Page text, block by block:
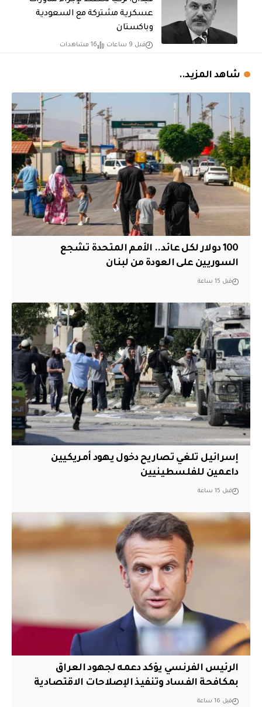
عسكرية مشتركة مع السعودية
وباكستان
قبل 9 ساعات 16 مشاهدات
شاهد المزيد..
100 دولار لكل عائد.. الأمم المتحدة تشجع
السوريين على العودة من لبنان
قبل 15 ساعة
إسرائيل تلغي تصاريح دخول يهود أمريكيين
داعمين للفلسطينيين
قبل 15 ساعة
الرئيس الفرنسي يؤكد دعمه لجهود العراق
بمكافحة الفساد وتنفيذ الإصلاحات الاقتصادية
قبل 16 ساعة